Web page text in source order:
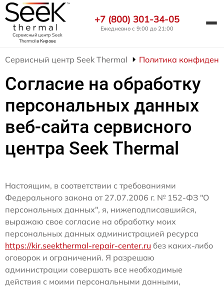
Сервисный центр Seek
Thermalв Кирове
+7 (800) 301-34-05
Ежедневно с 9:00 до 21:00
Сервисный центр Seek Thermal Политика
Согласие на обработку
персональных данных
веб-сайта сервисного
центра Seek Thermal
Настоящим, в соответствии с требованиями
Федерального закона от 27.07.2006 г. № 152-ФЗ "О
персональных данных", я, нижеподписавшийся,
выражаю свое согласие на обработку моих
персональных данных администрацией ресурса
https://kir.seekthermal-repair-center.ru без каких-либо
оговорок и ограничений. Я разрешаю
администрации совершать все необходимые
действия с моими персональными данными,